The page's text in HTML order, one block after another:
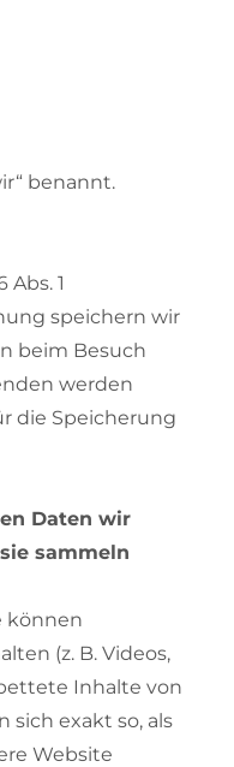
benannt.
1
speichern wir
beim Besuch
werden
die Speicherung
Daten wir
sammeln
können
(z. B. Videos,
Inhalte von
sich exakt so, als
Website